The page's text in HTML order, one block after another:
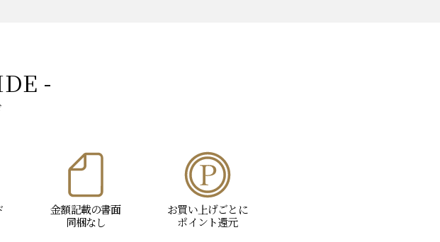
-
金額記載の書面
同梱なし
お買い上げごとに
ポイント還元